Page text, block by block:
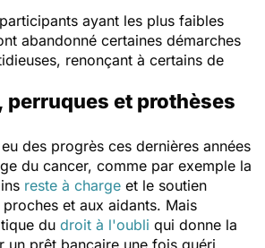
ayant les plus faibles
abandonné certaines démarches
renonçant à certains de
perruques et prothèses
des progrès ces dernières années
du cancer, comme par exemple la
reste à charge et le soutien
et aux aidants. Mais
du droit à l'oubli qui donne la
un prêt bancaire une fois guéri